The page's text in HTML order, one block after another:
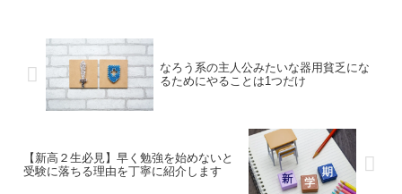
なろう系の主人公みたいな器用貧乏にな
るためにやることは1つだけ
【新高２生必見】早く勉強を始めないと
受験に落ちる理由を丁寧に紹介します